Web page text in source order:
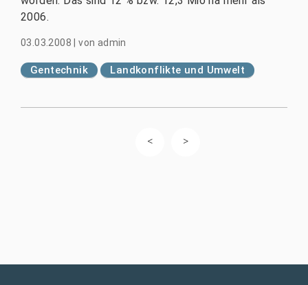
2006.
03.03.2008 |von admin
Gentechnik Landkonflikte und Umwelt